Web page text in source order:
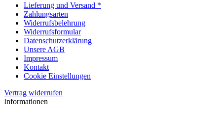
Lieferung und Versand *
Zahlungsarten
Widerrufsbelehrung
Widerrufsformular
Datenschutzerklärung
Unsere AGB
Impressum
Kontakt
Cookie Einstellungen
Vertrag widerrufen
Informationen